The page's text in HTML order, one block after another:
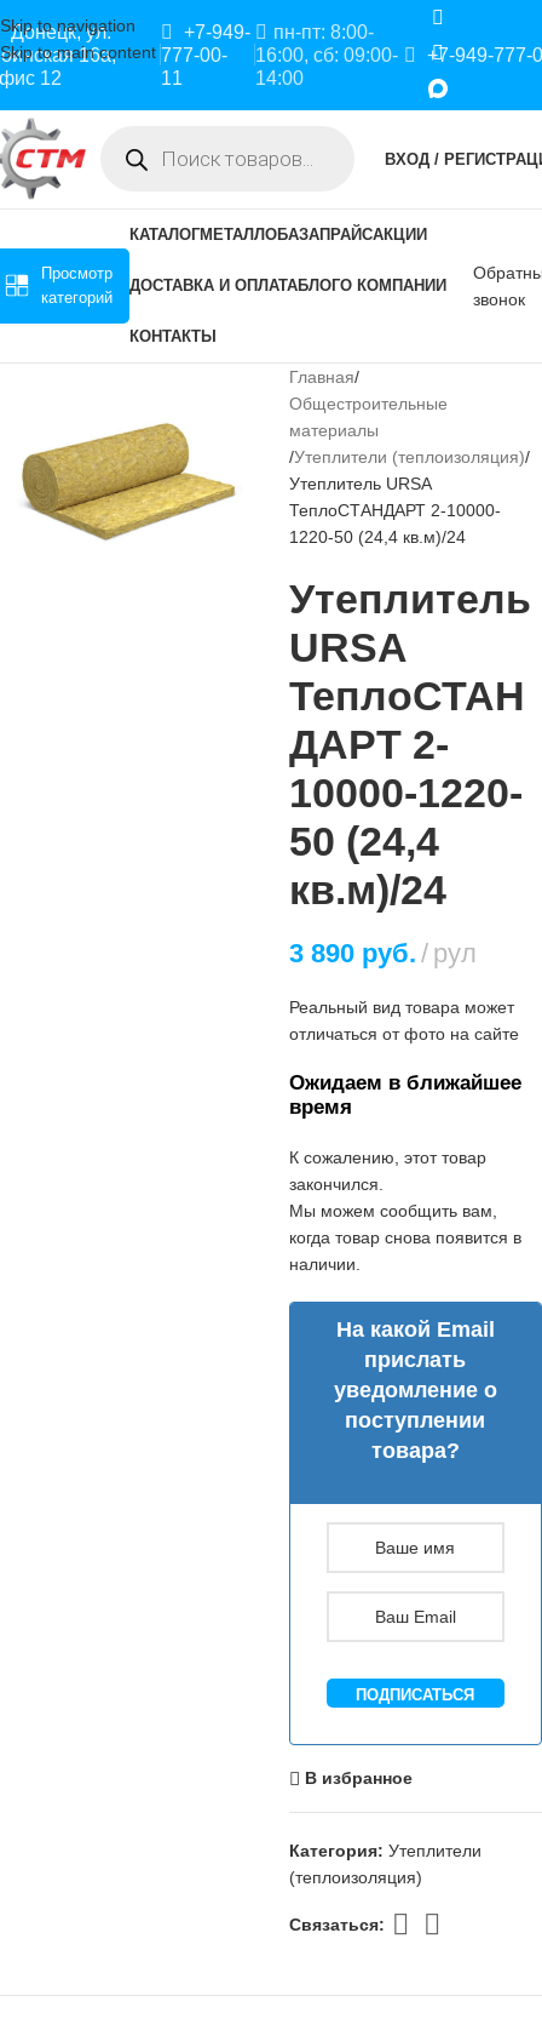
Skip to navigation
Skip to main content
Донецк, ул.
16а,
12
+7-949-
777-00-
11
пн-пт: 8:00-
16:00, сб: 09:00-
14:00
+7-949-777-
ВХОД /
Просмотр
категорий
КАТАЛОГМЕТАЛЛОБАЗАПРАЙСАКЦИИ
ДОСТАВКА И ОПЛАТАБЛОГО КОМПАНИИ
КОНТАКТЫ
звонок
Главная
Общестроительные
материалы
Утеплители (теплоизоляция)
Утеплитель URSA
ТеплоСТАНДАРТ 2-10000-
1220-50 (24,4 кв.м)/24
Утеплитель
URSA
ТеплоСТАН
ДАРТ 2-
10000-1220-
50 (24,4
кв.м)/24
3 890руб. рул
Реальный вид товара может
отличаться от фото на сайте
Ожидаем в ближайшее
время
К сожалению, этот товар
закончился.
Мы можем сообщить вам,
когда товар снова появится в
наличии.
На какой Email
прислать
уведомление о
поступлении
товара?
ПОДПИСАТЬСЯ
В избранное
Категория: Утеплители
(теплоизоляция)
Связаться: